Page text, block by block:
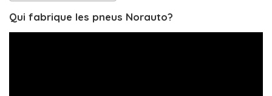
Qui fabrique les pneus Norauto?